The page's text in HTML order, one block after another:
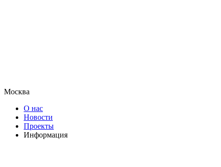
Москва
О нас
Новости
Проекты
Информация